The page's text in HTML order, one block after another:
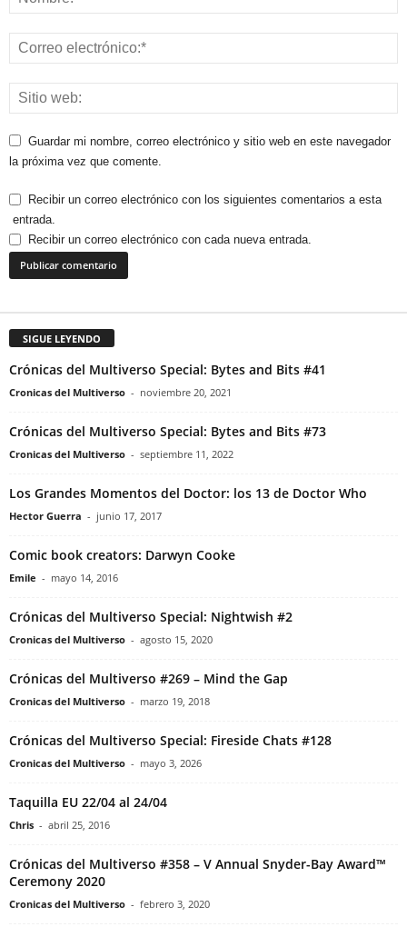
Guardar mi nombre, correo electrónico y sitio web en este navegador
la próxima vez que comente.
Recibir un correo electrónico con los siguientes comentarios a esta
entrada.
Recibir un correo electrónico con cada nueva entrada.
SIGUE LEYENDO
Crónicas del Multiverso Special: Bytes and Bits #41
Cronicas del Multiverso - noviembre 20, 2021
Crónicas del Multiverso Special: Bytes and Bits #73
Cronicas del Multiverso - septiembre 11, 2022
Los Grandes Momentos del Doctor: los 13 de Doctor Who
Hector Guerra - junio 17, 2017
Comic book creators: Darwyn Cooke
Emile - mayo 14, 2016
Crónicas del Multiverso Special: Nightwish #2
Cronicas del Multiverso - agosto 15, 2020
Crónicas del Multiverso #269 – Mind the Gap
Cronicas del Multiverso - marzo 19, 2018
Crónicas del Multiverso Special: Fireside Chats #128
Cronicas del Multiverso - mayo 3, 2026
Taquilla EU 22/04 al 24/04
Chris - abril 25, 2016
Crónicas del Multiverso #358 – V Annual Snyder-Bay Award™
Ceremony 2020
Cronicas del Multiverso - febrero 3, 2020